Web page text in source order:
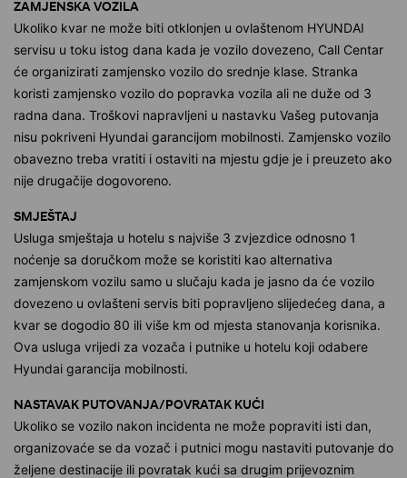
ZAMJENSKA VOZILA
Ukoliko kvar ne može biti otklonjen u ovlaštenom HYUNDAI
servisu u toku istog dana kada je vozilo dovezeno, Call Centar
će organizirati zamjensko vozilo do srednje klase. Stranka
koristi zamjensko vozilo do popravka vozila ali ne duže od 3
radna dana. Troškovi napravljeni u nastavku Vašeg putovanja
nisu pokriveni Hyundai garancijom mobilnosti. Zamjensko vozilo
obavezno treba vratiti i ostaviti na mjestu gdje je i preuzeto ako
nije drugačije dogovoreno.
SMJEŠTAJ
Usluga smještaja u hotelu s najviše 3 zvjezdice odnosno 1
noćenje sa doručkom može se koristiti kao alternativa
zamjenskom vozilu samo u slučaju kada je jasno da će vozilo
dovezeno u ovlašteni servis biti popravljeno slijedećeg dana, a
kvar se dogodio 80 ili više km od mjesta stanovanja korisnika.
Ova usluga vrijedi za vozača i putnike u hotelu koji odabere
Hyundai garancija mobilnosti.
NASTAVAK PUTOVANJA/POVRATAK KUĆI
Ukoliko se vozilo nakon incidenta ne može popraviti isti dan,
organizovaće se da vozač i putnici mogu nastaviti putovanje do
željene destinacije ili povratak kući sa drugim prijevoznim